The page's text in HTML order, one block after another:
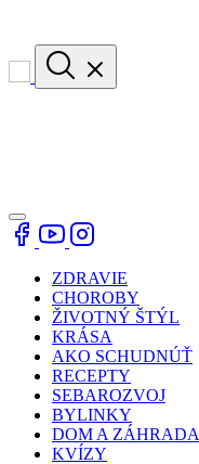
ZDRAVIE
CHOROBY
ŽIVOTNÝ ŠTÝL
KRÁSA
AKO SCHUDNÚŤ
RECEPTY
SEBAROZVOJ
BYLINKY
DOM A ZÁHRADA
KVÍZY